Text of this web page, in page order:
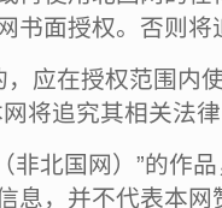
书面授权。否则将
应在授权范围内
将追究其相关法
非北国网）”的作
息，并不代表本